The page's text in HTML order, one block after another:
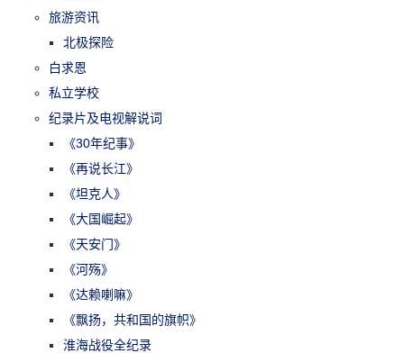
旅游资讯
北极探险
白求恩
私立学校
纪录片及电视解说词
《30年纪事》
《再说长江》
《坦克人》
《大国崛起》
《天安门》
《河殇》
《达赖喇嘛》
《飘扬，共和国的旗帜》
淮海战役全纪录